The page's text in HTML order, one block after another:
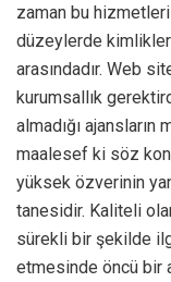
zaman bu
düzeylerde
arasındadır. Web
kurumsallık
almadığı
maalesef ki söz
yüksek özverinin
tanesidir. Kaliteli
sürekli bir şekilde
etmesinde öncü bir